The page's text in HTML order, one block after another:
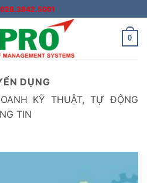
0
DỤNG
KỸ THUẬT, TỰ ĐỘNG
TIN